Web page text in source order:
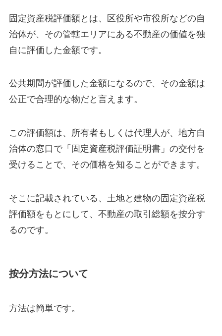
固定資産税評価額とは、区役所や市役所などの自
治体が、その管轄エリアにある不動産の価値を独
自に評価した金額です。
公共期間が評価した金額になるので、その金額は
公正で合理的な物だと言えます。
この評価額は、所有者もしくは代理人が、地方自
治体の窓口で「固定資産税評価証明書」の交付を
受けることで、その価格を知ることができます。
そこに記載されている、土地と建物の固定資産税
評価額をもとにして、不動産の取引総額を按分す
るのです。
按分方法について
方法は簡単です。